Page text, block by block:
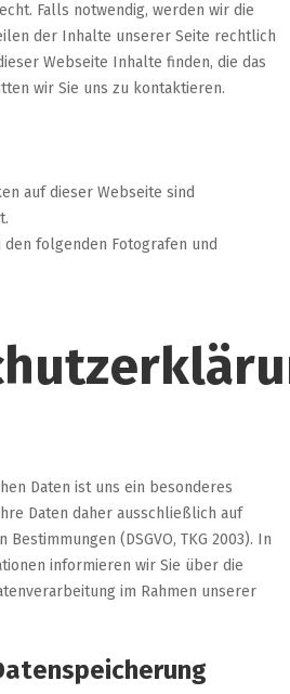
Falls notwendig, werden wir die
der Inhalte unserer Seite rechtlich
Webseite Inhalte finden, die das
wir Sie uns zu kontaktieren.
auf dieser Webseite sind
folgenden Fotografen und
Daten ist uns ein besonderes
Daten daher ausschließlich auf
(DSGVO, TKG 2003). In
informieren wir Sie über die
im Rahmen unserer